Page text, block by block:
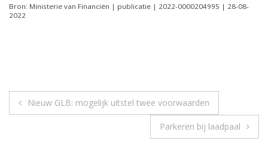
Bron: Ministerie van Financiën | publicatie | 2022-0000204995 | 28-08-
2022
Berichtnavigatie
Nieuw GLB: mogelijk uitstel twee voorwaarden
Parkeren bij laadpaal